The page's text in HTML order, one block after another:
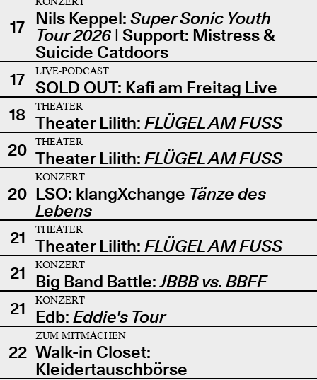
17 Nils Keppel: Super Sonic Youth
Tour 2026| Support: Mistress &
Suicide Catdoors
17
LIVE-PODCAST
SOLD OUT: Kafi am Freitag Live
18
THEATER
Theater Lilith: FLÜGEL AM FUSS
20
THEATER
Theater Lilith: FLÜGEL AM FUSS
20
KONZERT
LSO: klangXchange Tänze des
Lebens
21
THEATER
Theater Lilith: FLÜGEL AM FUSS
21
KONZERT
Big Band Battle:JBBB vs. BBFF
21
KONZERT
Edb: Eddie's Tour
22
ZUM MITMACHEN
Walk-in Closet:
Kleidertauschbörse